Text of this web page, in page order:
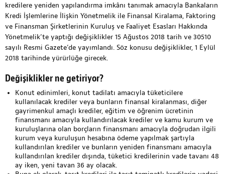
kredilere yeniden yapılandırma imkânı tanımak amacıyla Bankaların
Kredi İşlemlerine İlişkin Yönetmelik ile Finansal Kiralama, Faktoring
ve Finansman Şirketlerinin Kuruluş ve Faaliyet Esasları Hakkında
Yönetmelik’te yaptığı değişiklikler 15 Ağustos 2018 tarih ve 30510
sayılı Resmi Gazete’de yayımlandı. Söz konusu değişiklikler, 1 Eylül
2018 tarihinde yürürlüğe girecek.
Değişiklikler ne getiriyor?
Konut edinimleri, konut tadilatı amacıyla tüketicilere
kullanılacak krediler veya bunların finansal kiralanması, diğer
gayrimenkul amaçlı krediler, eğitim ve öğrenim ücretinin
finansmanı amacıyla kullandırılacak krediler ve kamu kurum ve
kuruluşlarına olan borçların finansmanı amacıyla doğrudan ilgili
kurum veya kuruluşun hesabına ödeme yapılmak şartıyla
kullandırılan krediler ve bunların yeniden finansmanı amacıyla
kullandırılan krediler dışında, tüketici kredilerinin vade tavanı 48
ay iken, yeni tavan 36 ay olacak.